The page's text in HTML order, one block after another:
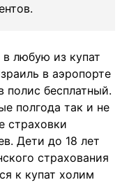
в любую из купат
в аэропорте
бесплатный.
полгода так и не
страховки
Дети до 18 лет
страхования
к купат холим